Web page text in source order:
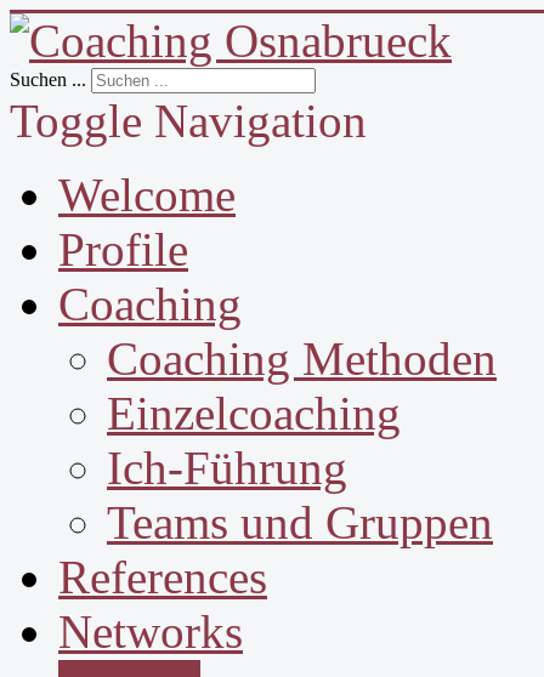
Suchen ...
Toggle Navigation
Welcome
Profile
Coaching
Coaching Methoden
Einzelcoaching
Ich-Führung
Teams und Gruppen
References
Networks